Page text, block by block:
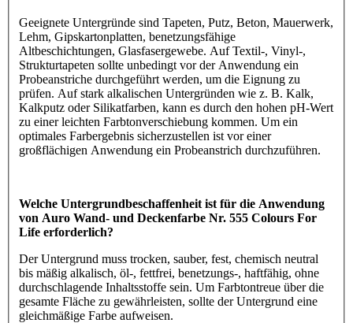
Geeignete Untergründe sind Tapeten, Putz, Beton, Mauerwerk,
Lehm, Gipskartonplatten, benetzungsfähige
Altbeschichtungen, Glasfasergewebe. Auf Textil-, Vinyl-,
Strukturtapeten sollte unbedingt vor der Anwendung ein
Probeanstriche durchgeführt werden, um die Eignung zu
prüfen. Auf stark alkalischen Untergründen wie z. B. Kalk,
Kalkputz oder Silikatfarben, kann es durch den hohen pH-Wert
zu einer leichten Farbtonverschiebung kommen. Um ein
optimales Farbergebnis sicherzustellen ist vor einer
großflächigen Anwendung ein Probeanstrich durchzuführen.
Welche Untergrundbeschaffenheit ist für die Anwendung
von Auro Wand- und Deckenfarbe Nr. 555 Colours For
Life erforderlich?
Der Untergrund muss trocken, sauber, fest, chemisch neutral
bis mäßig alkalisch, öl-, fettfrei, benetzungs-, haftfähig, ohne
durchschlagende Inhaltsstoffe sein. Um Farbtontreue über die
gesamte Fläche zu gewährleisten, sollte der Untergrund eine
gleichmäßige Farbe aufweisen.